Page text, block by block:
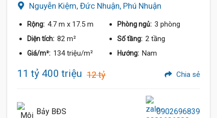
Nguyễn Kiệm, Đức Nhuận, Phú Nhuận
Rộng: 4.7 m x 17.5 m Phòng ngủ: 3 phòng
Diện tích: 82 m² Số tầng: 2 tầng
Giá/m²: 134 triệu/m² Hướng: Nam
11 tỷ 400 triệu 12 tỷ Chia sẻ
Bảy BĐS 0902696839